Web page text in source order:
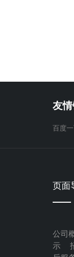
友
百度一
页面
公司
示